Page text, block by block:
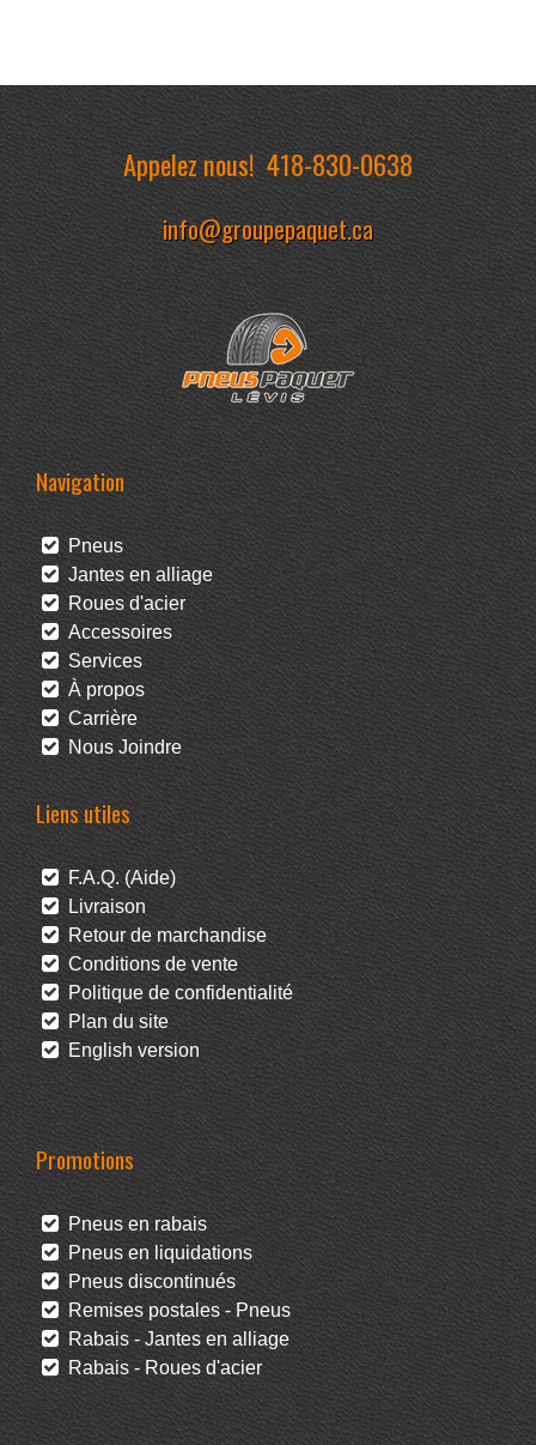
Appelez nous!418-830-0638
info@groupepaquet.ca
Navigation
Pneus
Jantes en alliage
Roues d'acier
Accessoires
Services
À propos
Carrière
Nous Joindre
Liens utiles
F.A.Q. (Aide)
Livraison
Retour de marchandise
Conditions de vente
Politique de confidentialité
Plan du site
English version
Promotions
Pneus en rabais
Pneus en liquidations
Pneus discontinués
Remises postales - Pneus
Rabais - Jantes en alliage
Rabais - Roues d'acier